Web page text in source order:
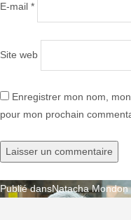
E-mail *
Site web
Enregistrer mon nom,
pour mon prochain
Navigation
Publié dansNatacha